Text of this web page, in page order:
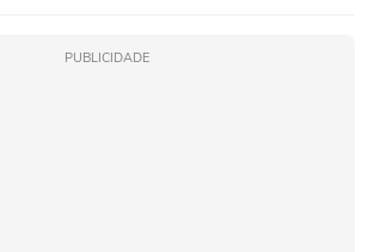
PUBLICIDADE